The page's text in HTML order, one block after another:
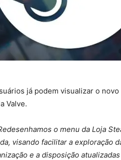
já podem visualizar o novo
Valve.
o menu da Loja
visando facilitar a exploração
e a disposição